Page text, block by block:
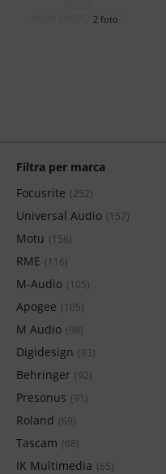
Filtra per marca
Focusrite (252)
Universal Audio (157)
Motu (156)
RME (116)
M-Audio (105)
Apogee (105)
M Audio (98)
Digidesign (93)
Behringer (92)
Presonus (91)
Roland (69)
Tascam (68)
IK Multimedia (65)
2 foto